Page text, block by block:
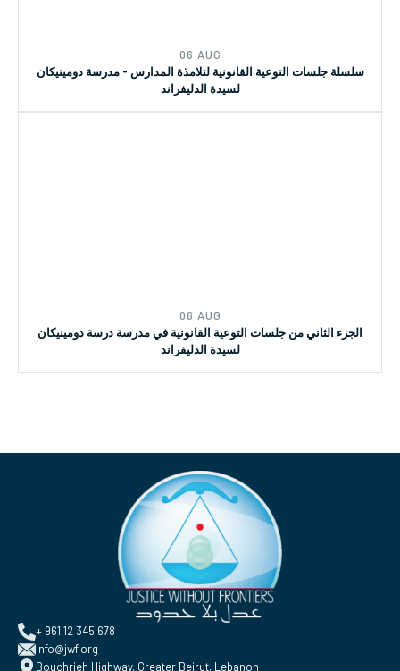
06 AUG
سلسلة جلسات التوعية القانونية لتلامذة المدارس - مدرسة دومينيكان
لسيدة الدليفراند
06 AUG
الجزء الثاني من جلسات التوعية القانونية في مدرسة درسة دومينيكان
لسيدة الدليفراند
+ 961 12 345 678
Info@jwf.org
Bouchrieh Highway, Greater Beirut, Lebanon